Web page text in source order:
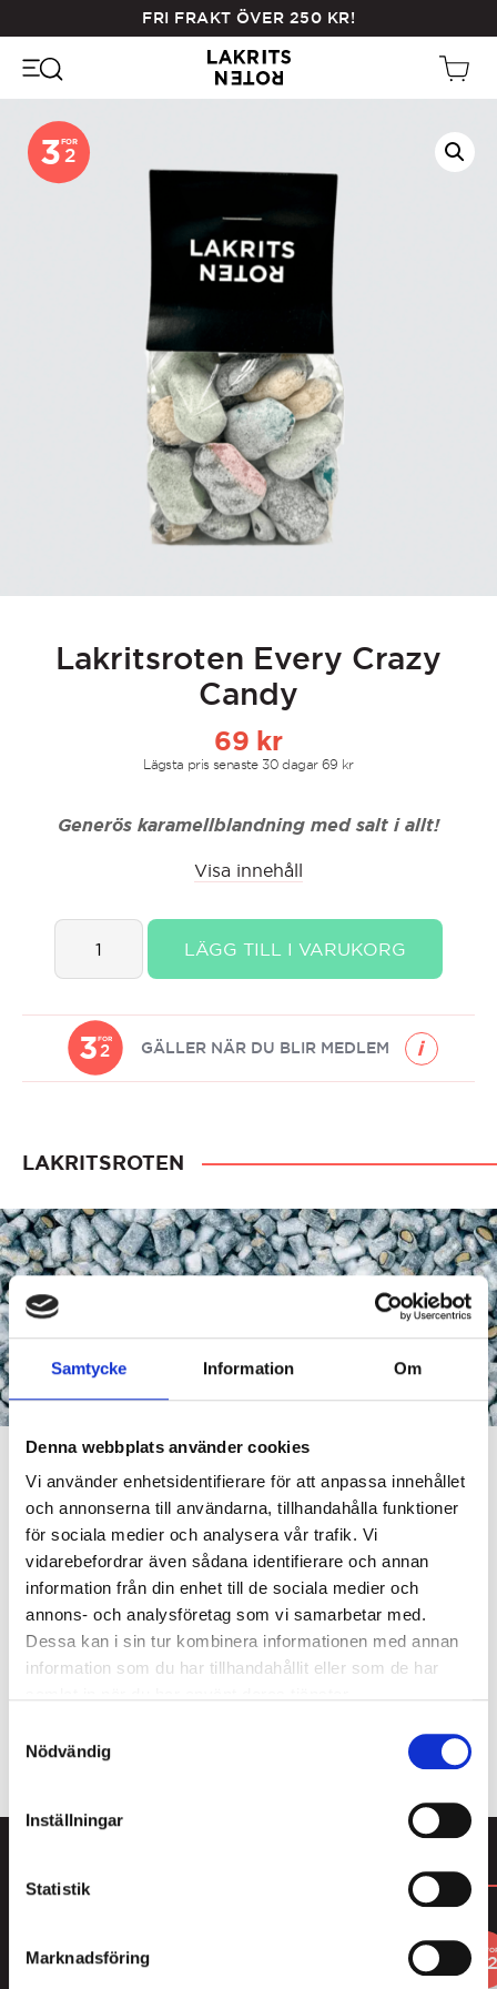
Samtycke Information Om
Denna webbplats använder cookies
Vi använder enhetsidentifierare för att anpassa innehållet
och annonserna till användarna, tillhandahålla funktioner
för sociala medier och analysera vår trafik. Vi
vidarebefordrar även sådana identifierare och annan
information från din enhet till de sociala medier och
annons- och analysföretag som vi samarbetar med.
Dessa kan i sin tur kombinera informationen med annan
information som du har tillhandahållit eller som de har
Nödvändig
Inställningar
Statistik
Marknadsföring
main
content
FRI FRAKT ÖVER 250 KR!
3FOR
2
Lakritsroten Every Crazy
Candy
69 kr
Lägsta pris senaste 30 dagar 69 kr
Generös karamellblandning med salt i allt!
Visa innehåll
Lakritsroten
Every
Crazy
Candy
quantity
LÄGG TILL I VARUKORG
3FOR
2 GÄLLER NÄR DU BLIR MEDLEM
LAKRITSROTEN
Som medlem i Lakritsrotens medlemsklubb får du
köpa 4 av våra populära cellofanpåsar och betala
endast för 3. Här hittar du massor av smarrig lakrits
från den saltaste saltlakritsen till mjuk sötlakrits,
karameller och lakrits doppad i choklad. Bara att
välja och vraka! Du blir enkelt medlem i kassan
DU KANSKE GILLAR
3 2